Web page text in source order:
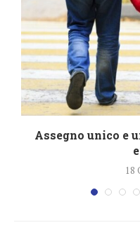
Assegno unico e
18